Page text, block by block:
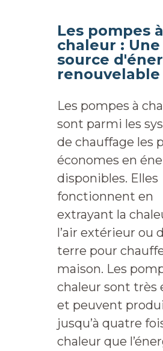
Les pompes à
chaleur : Une
source
renouvelable
Les pompes à
sont parmi les
de chauffage les
économes en
disponibles. Elles
fonctionnent en
extrayant la
l’air extérieur ou
terre pour
maison. Les
chaleur sont très
et peuvent
jusqu’à quatre
chaleur que